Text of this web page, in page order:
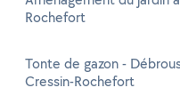
Rochefort
Tonte de gazon -
Cressin-Rochefort